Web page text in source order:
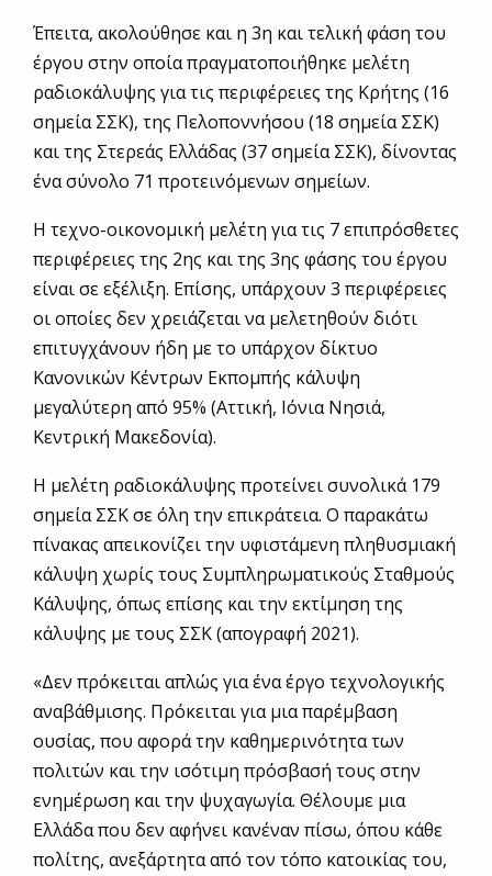
Έπειτα, ακολούθησε και η 3η και τελική φάση του
έργου στην οποία πραγματοποιήθηκε μελέτη
ραδιοκάλυψης για τις περιφέρειες της Κρήτης (16
σημεία ΣΣΚ), της Πελοποννήσου (18 σημεία ΣΣΚ)
και της Στερεάς Ελλάδας (37 σημεία ΣΣΚ), δίνοντας
ένα σύνολο 71 προτεινόμενων σημείων.
Η τεχνο-οικονομική μελέτη για τις 7 επιπρόσθετες
περιφέρειες της 2ης και της 3ης φάσης του έργου
είναι σε εξέλιξη. Επίσης, υπάρχουν 3 περιφέρειες
οι οποίες δεν χρειάζεται να μελετηθούν διότι
επιτυγχάνουν ήδη με το υπάρχον δίκτυο
Κανονικών Κέντρων Εκπομπής κάλυψη
μεγαλύτερη από 95% (Αττική, Ιόνια Νησιά,
Κεντρική Μακεδονία).
Η μελέτη ραδιοκάλυψης προτείνει συνολικά 179
σημεία ΣΣΚ σε όλη την επικράτεια. Ο παρακάτω
πίνακας απεικονίζει την υφιστάμενη πληθυσμιακή
κάλυψη χωρίς τους Συμπληρωματικούς Σταθμούς
Κάλυψης, όπως επίσης και την εκτίμηση της
κάλυψης με τους ΣΣΚ (απογραφή 2021).
«Δεν πρόκειται απλώς για ένα έργο τεχνολογικής
αναβάθμισης. Πρόκειται για μια παρέμβαση
ουσίας, που αφορά την καθημερινότητα των
πολιτών και την ισότιμη πρόσβασή τους στην
ενημέρωση και την ψυχαγωγία. Θέλουμε μια
Ελλάδα που δεν αφήνει κανέναν πίσω, όπου κάθε
πολίτης, ανεξάρτητα από τον τόπο κατοικίας του,